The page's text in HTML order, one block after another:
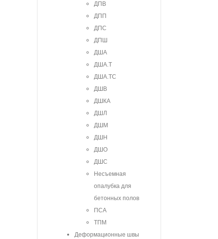
ДПВ
ДПП
ДПС
ДПШ
ДША
ДША.Т
ДША.ТС
ДШВ
ДШКА
ДШЛ
ДШМ
ДШН
ДШО
ДШС
Несъемная
опалубка для
бетонных полов
ПСА
ТПМ
Деформационные швы